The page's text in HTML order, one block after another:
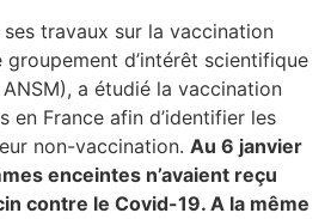
travaux sur la vaccination
d’intérêt scientifique
ANSM), a étudié la vaccination
en France afin d’identifier les
non-vaccination. Au 6 janvier
enceintes n’avaient reçu
contre le Covid-19. A la même